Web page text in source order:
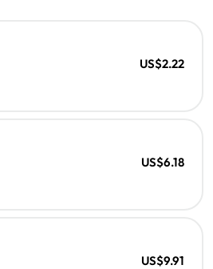
US$2.22
US$6.18
US$9.91